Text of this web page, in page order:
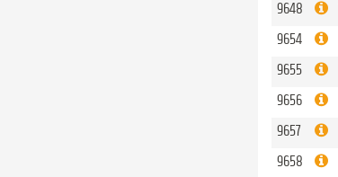
9648
9654
9655
9656
9657
9658